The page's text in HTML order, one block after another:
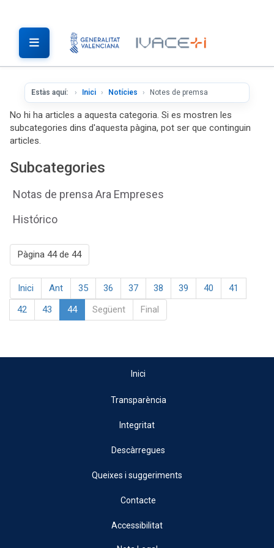
Estàs aquí: Inici Notícies Notes de premsa
No hi ha articles a aquesta categoria. Si es mostren les
subcategories dins d'aquesta pàgina, pot ser que continguin
articles.
Subcategories
Notas de prensa Ara Empreses
Histórico
Pàgina 44 de 44
Inici Ant 35 36 37 38 39 40
41
42
43 44 Següent Final
Inici
Transparència
Integritat
Descàrregues
Queixes i suggeriments
Contacte
Accessibilitat